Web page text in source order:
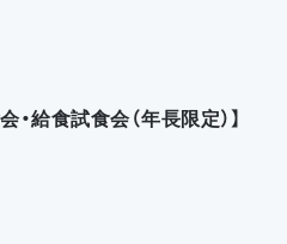
・給食試食会（年長限定）】